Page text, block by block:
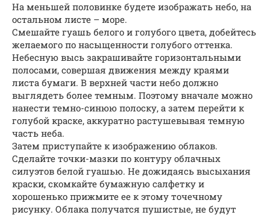
На меньшей половинке будете изображать небо, на
остальном листе – море.
Смешайте гуашь белого и голубого цвета, добейтесь
желаемого по насыщенности голубого оттенка.
Небесную высь закрашивайте горизонтальными
полосами, совершая движения между краями
листа бумаги. В верхней части небо должно
выглядеть более темным. Поэтому вначале можно
нанести темно-синюю полоску, а затем перейти к
голубой краске, аккуратно растушевывая темную
часть неба.
Затем приступайте к изображению облаков.
Сделайте точки-мазки по контуру облачных
силуэтов белой гуашью. Не дожидаясь высыхания
краски, скомкайте бумажную салфетку и
хорошенько прижмите ее к этому точечному
рисунку. Облака получатся пушистые, не будут